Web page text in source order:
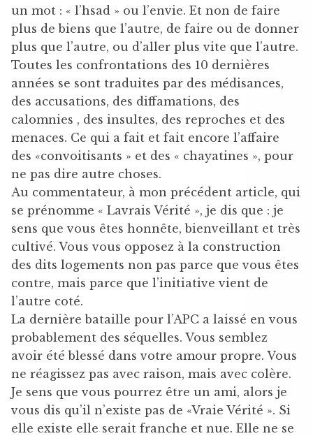
un mot : « l’hsad » ou l’envie. Et non de faire
plus de biens que l’autre, de faire ou de donner
plus que l’autre, ou d’aller plus vite que l’autre.
Toutes les confrontations des 10 dernières
années se sont traduites par des médisances,
des accusations, des diffamations, des
calomnies , des insultes, des reproches et des
menaces. Ce qui a fait et fait encore l’affaire
des «convoitisants » et des « chayatines », pour
ne pas dire autre choses.
Au commentateur, à mon précédent article, qui
se prénomme « Lavrais Vérité », je dis que : je
sens que vous êtes honnête, bienveillant et très
cultivé. Vous vous opposez à la construction
des dits logements non pas parce que vous êtes
contre, mais parce que l’initiative vient de
l’autre coté.
La dernière bataille pour l’APC a laissé en vous
probablement des séquelles. Vous semblez
avoir été blessé dans votre amour propre. Vous
ne réagissez pas avec raison, mais avec colère.
Je sens que vous pourrez être un ami, alors je
vous dis qu’il n’existe pas de «Vraie Vérité ». Si
elle existe elle serait franche et nue. Elle ne se